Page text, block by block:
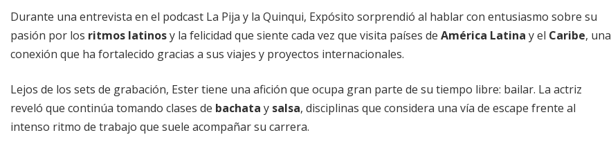
Durante una entrevista en el podcast La Pija y la Quinqui, Expósito sorprendió al hablar con entusiasmo sobre su
pasión por los ritmos latinosy la felicidad que siente cada vez que visita países de América Latina y el Caribe, una
conexión que ha fortalecido gracias a sus viajes y proyectos internacionales.
Lejos de los sets de grabación, Ester tiene una afición que ocupa gran parte de su tiempo libre: bailar. La actriz
reveló que continúa tomando clases de bachata y salsa, disciplinas que considera una vía de escape frente al
intenso ritmo de trabajo que suele acompañar su carrera.